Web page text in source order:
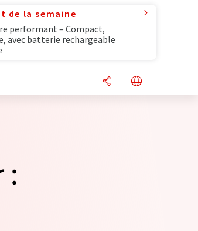
de la semaine
performant – Compact,
avec batterie rechargeable
: